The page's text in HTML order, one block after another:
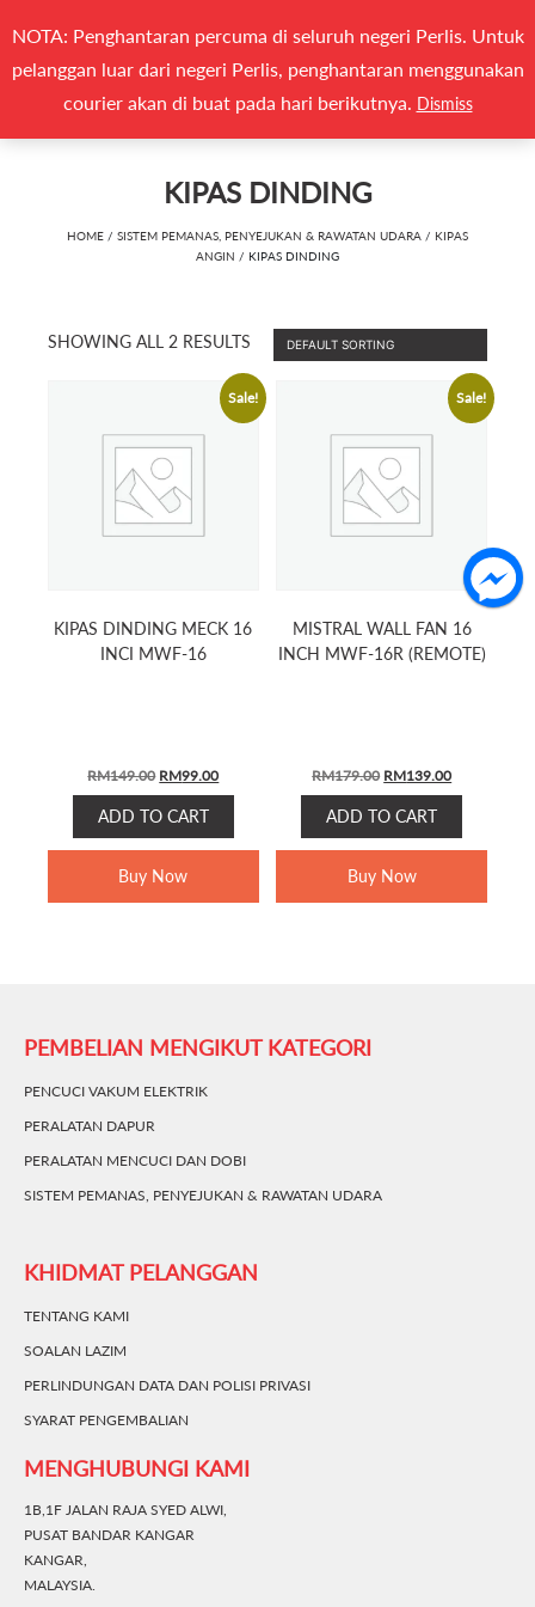
(0)
Search
for:
CARI
KIPAS DINDING
HOME / SISTEM PEMANAS, PENYEJUKAN & RAWATAN UDARA / KIPAS
ANGIN / KIPAS DINDING
SHOWING ALL 2 RESULTS
Sale!
KIPAS DINDING MECK 16
INCI MWF-16
RM149.00 Original
price
was:
RM149.00.
RM99.00Current
price
RM99.00.
ADD TO CART
Buy Now
Sale!
MISTRAL WALL FAN 16
INCH MWF-16R (REMOTE)
RM179.00 Original
price
was:
RM179.00.
RM139.00Current
price
RM139.00.
ADD TO CART
Buy Now
PEMBELIAN MENGIKUT KATEGORI
PENCUCI VAKUM ELEKTRIK
PERALATAN DAPUR
PERALATAN MENCUCI DAN DOBI
SISTEM PEMANAS, PENYEJUKAN & RAWATAN UDARA
KHIDMAT PELANGGAN
TENTANG KAMI
SOALAN LAZIM
PERLINDUNGAN DATA DAN POLISI PRIVASI
SYARAT PENGEMBALIAN
MENGHUBUNGI KAMI
1B,1F JALAN RAJA SYED ALWI,
PUSAT BANDAR KANGAR
KANGAR,
MALAYSIA.
NOTA: Penghantaran percuma di seluruh negeri Perlis. Untuk
pelanggan luar dari negeri Perlis, penghantaran menggunakan
courier akan di buat pada hari berikutnya. Dismiss